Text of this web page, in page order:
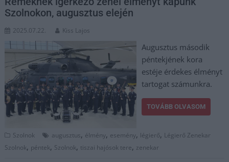
Szolnokon, augusztus elején
2025.07.22. Kiss Lajos
Augusztus második
péntekjének kora
estéje érdekes élményt
tartogat számunkra.
TOVÁBB OLVASOM
Szolnok augusztus, élmény, esemény, légierő, Légierő Zenekar
Szolnok, péntek, Szolnok, tiszai hajósok tere, zenekar